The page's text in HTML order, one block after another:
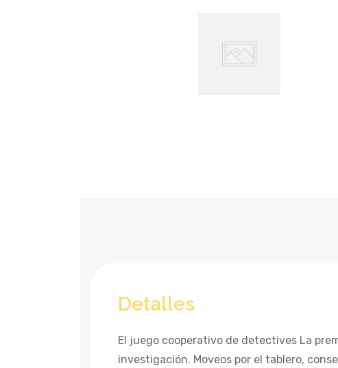
Detalles
El juego cooperativo de detectives La
investigación. Moveos por el tablero,